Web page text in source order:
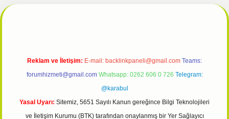
güncel
Reklam ve İletişim: E-mail: backlinkpaneli@gmail.com Teams:
forumhizmeti@gmail.com Whatsapp: 0262 606 0 726 Telegram:
@karabul
Yasal Uyarı: Sitemiz, 5651 Sayılı Kanun gereğince Bilgi Teknolojileri
ve İletişim Kurumu (BTK) tarafından onaylanmış bir Yer Sağlayıcı